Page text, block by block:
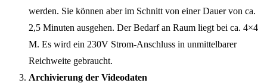
werden. Sie können aber im Schnitt von einer Dauer von ca.
2,5 Minuten ausgehen. Der Bedarf an Raum liegt bei ca. 4×4
M. Es wird ein 230V Strom-Anschluss in unmittelbarer
Reichweite gebraucht.
Archivierung der Videodaten